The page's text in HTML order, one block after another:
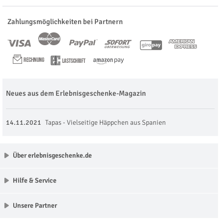
Zahlungsmöglichkeiten bei Partnern
Neues aus dem Erlebnisgeschenke-Magazin
14.11.2021 Tapas - Vielseitige Häppchen aus Spanien
Über erlebnisgeschenke.de
Hilfe & Service
Unsere Partner